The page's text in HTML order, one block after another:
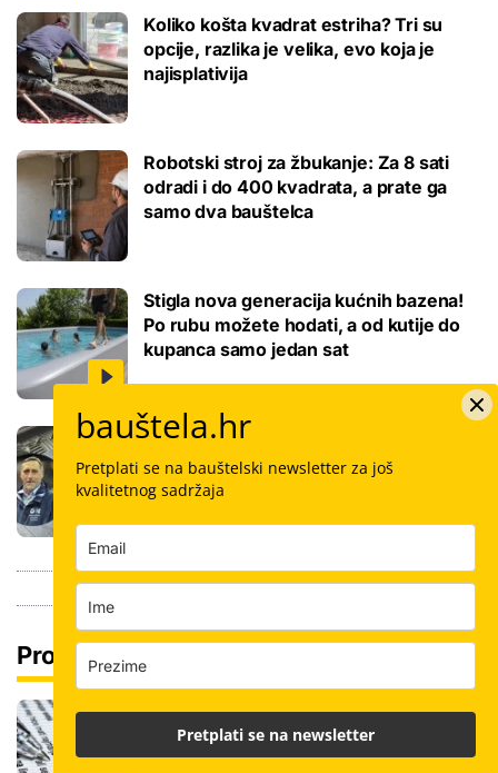
Koliko košta kvadrat estriha? Tri su
opcije, razlika je velika, evo koja je
najisplativija
Robotski stroj za žbukanje: Za 8 sati
odradi i do 400 kvadrata, a prate ga
samo dva bauštelca
Stigla nova generacija kućnih bazena!
Po rubu možete hodati, a od kutije do
kupanca samo jedan sat
Koliko košta keramičar za kvadrat
pločica: Cijenu određuju površina,
dimenzije keramike, ali i lokacija
Pročitaj još
Ove lektire maturanti se najviše boje, a
samo je jednom bila tema eseja i to na
jesenskom roku
bauštela.hr
Pretplati se na bauštelski newsletter za još
kvalitetnog sadržaja
Pretplati se na newsletter